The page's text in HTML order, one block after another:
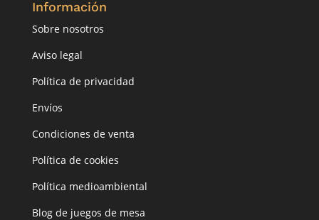
Información
Sobre nosotros
Aviso legal
Política de privacidad
Envíos
Condiciones de venta
Política de cookies
Política medioambiental
Blog de juegos de mesa